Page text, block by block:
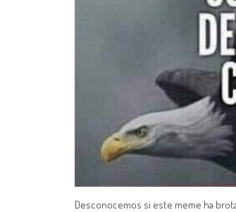
Desconocemos si este meme ha